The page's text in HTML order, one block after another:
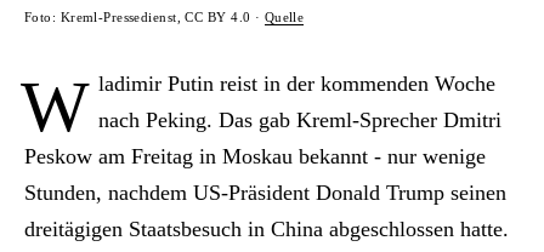
Foto: Kreml-Pressedienst, CC BY 4.0 · Quelle
W ladimir Putin reist in der kommenden Woche
nach Peking. Das gab Kreml-Sprecher Dmitri
Peskow am Freitag in Moskau bekannt - nur wenige
Stunden, nachdem US-Präsident Donald Trump seinen
dreitägigen Staatsbesuch in China abgeschlossen hatte.